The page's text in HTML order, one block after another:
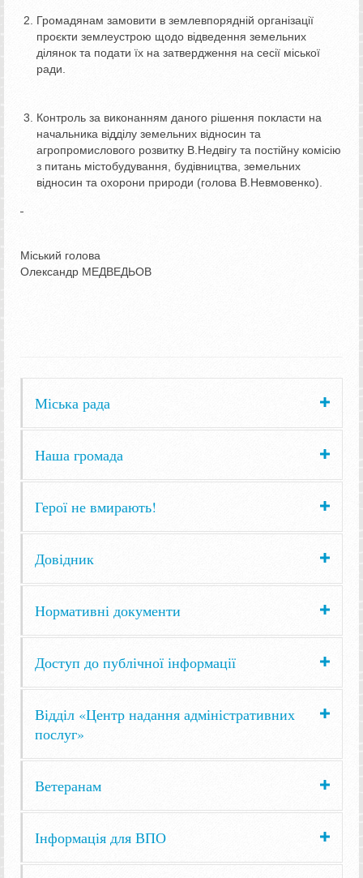
Громадянам замовити в землевпорядній організації
проєкти землеустрою щодо відведення земельних
ділянок та подати їх на затвердження на сесії міської
ради.
Контроль за виконанням даного рішення покласти на
начальника відділу земельних відносин та
агропромислового розвитку В.Недвігу та постійну комісію
з питань містобудування, будівництва, земельних
відносин та охорони природи (голова В.Невмовенко).
Міський голова
Олександр МЕДВЕДЬОВ
Міська рада
Наша громада
Герої не вмирають!
Довідник
Нормативні документи
Доступ до публічної інформації
Відділ «Центр надання адміністративних
послуг»
Ветеранам
Інформація для ВПО